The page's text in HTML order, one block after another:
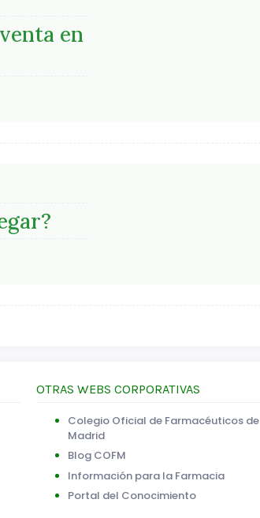
en
OTRAS WEBS CORPORATIVAS
Colegio Oficial de Farmacéuticos de
Madrid
Blog COFM
Información para la Farmacia
Portal del Conocimiento